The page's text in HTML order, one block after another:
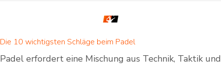
Die 10 wichtigsten Schläge beim Padel
Padel erfordert eine Mischung aus Technik, Taktik und